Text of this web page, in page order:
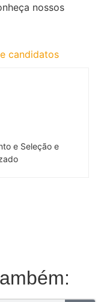
nossos
e Seleção e